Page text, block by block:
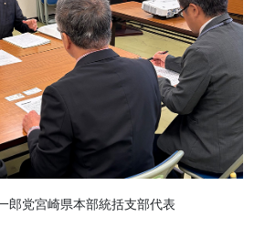
郎党宮崎県本部統括支部代表